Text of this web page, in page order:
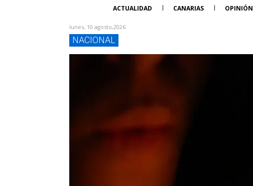
ACTUALIDAD CANARIAS OPINIÓN
lunes, 10 agosto,2026
NACIONAL